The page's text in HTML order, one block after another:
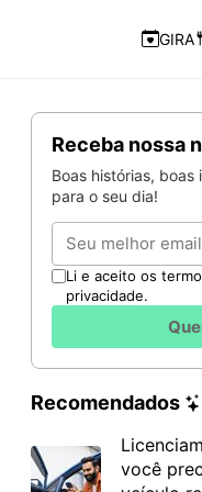
GIRA
Receba nossa
Boas histórias,
para o seu dia!
Email
Li e aceito os
privacidade.
Recomendados
você